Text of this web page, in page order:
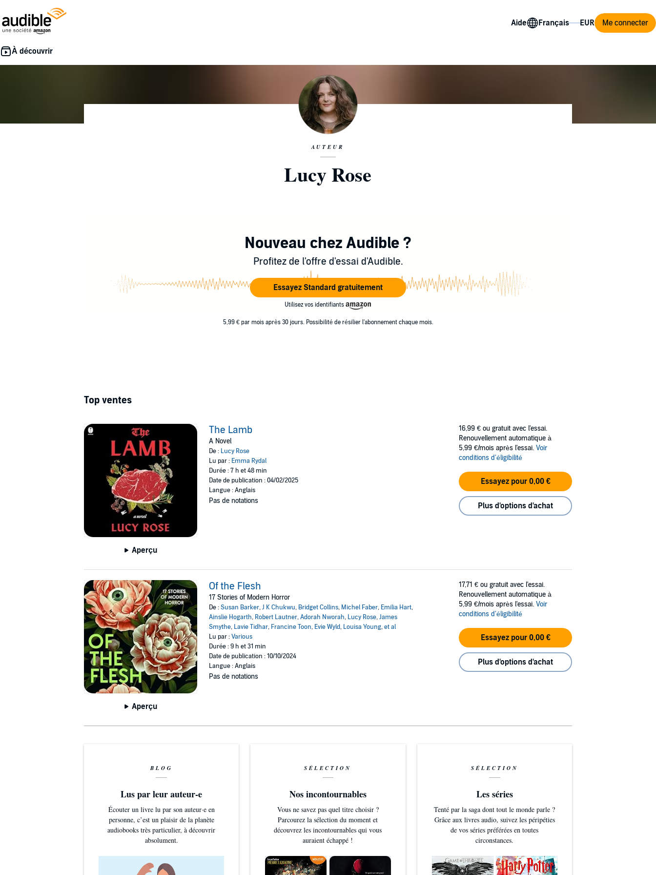
Aide Me connecter
AUTEUR
Lucy Rose
Nouveau chez Audible ?
Profitez de l'offre d'essai d'Audible.
Essayez Standard gratuitement
Utilisez vos identifiants
5,99 € par mois après 30 jours. Possibilité de résilier l'abonnement chaque mois.
Top ventes
Aperçu
The Lamb
A Novel
De : Lucy Rose
Lu par : Emma Rydal
Durée : 7 h et 48 min
Date de publication : 04/02/2025
Langue : Anglais
Pas de notations
16,99 € ou gratuit avec l'essai.
Renouvellement automatique à
5,99 €/mois après l'essai. Voir
conditions d'éligibilité
Essayez pour 0,00 €
Plus d'options d'achat
Aperçu
Of the Flesh
17 Stories of Modern Horror
De :Susan Barker,J K Chukwu, Bridget Collins, Michel Faber, Emilia Hart,
Ainslie Hogarth, Robert Lautner,Adorah Nworah, Lucy Rose,James
Smythe, Lavie Tidhar, Francine Toon, Evie Wyld, Louisa Young,et al
Lu par :Various
Durée : 9 h et 31 min
Date de publication : 10/10/2024
Langue : Anglais
Pas de notations
17,71 € ou gratuit avec l'essai.
Renouvellement automatique à
5,99 €/mois après l'essai. Voir
conditions d'éligibilité
Essayez pour 0,00 €
Plus d'options d'achat
BLOG
Lus par leur auteur-e
Écouter un livre lu par son auteur·e en
personne, c’est un plaisir de la planète
audiobooks très particulier, à découvrir
absolument.
SÉLECTION
Nos incontournables
Vous ne savez pas quel titre choisir ?
Parcourez la sélection du moment et
découvrez les incontournables qui vous
auraient échappé !
SÉLECTION
Les séries
Tenté par la saga dont tout le monde parle ?
Grâce aux livres audio, suivez les péripéties
de vos séries préférées en toutes
circonstances.